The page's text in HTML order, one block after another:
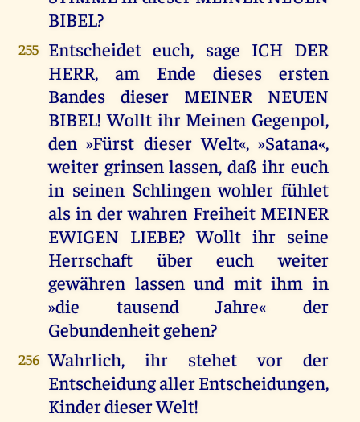
BIBEL?
255 Entscheidet euch, sage ICH DER
HERR, am Ende dieses ersten
Bandes dieser MEINER NEUEN
BIBEL! Wollt ihr Meinen Gegenpol,
den »Fürst dieser Welt«, »Satana«,
weiter grinsen lassen, daß ihr euch
in seinen Schlingen wohler fühlet
als in der wahren Freiheit MEINER
EWIGEN LIEBE? Wollt ihr seine
Herrschaft über euch weiter
gewähren lassen und mit ihm in
»die tausend Jahre« der
Gebundenheit gehen?
256 Wahrlich, ihr stehet vor der
Entscheidung aller Entscheidungen,
Kinder dieser Welt!